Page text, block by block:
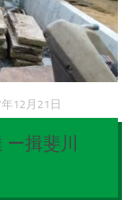
12月21日
揖斐川